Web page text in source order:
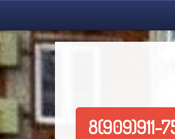
8(909)911-